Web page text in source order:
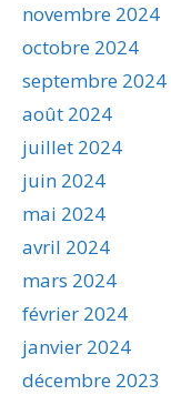
novembre 2024
octobre 2024
septembre 2024
août 2024
juillet 2024
juin 2024
mai 2024
avril 2024
mars 2024
février 2024
janvier 2024
décembre 2023